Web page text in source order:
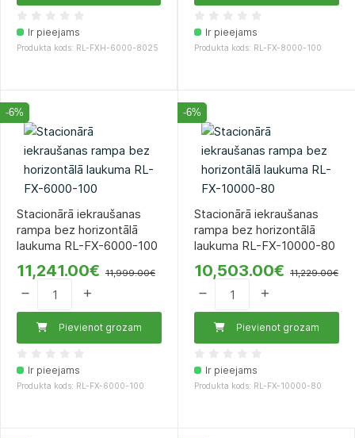
Ir pieejams
Produkta kods: RL-FXH-6000-8025
Ir pieejams
Produkta kods: RL-FX-8000-100
-6%
Stacionārā iekraušanas
rampa bez horizontālā
laukuma RL-FX-6000-100
11,241.00€ 11,999.00€
Pievienot grozam
Ir pieejams
Produkta kods: RL-FX-6000-100
-6%
Stacionārā iekraušanas
rampa bez horizontālā
laukuma RL-FX-10000-80
10,503.00€ 11,229.00€
Pievienot grozam
Ir pieejams
Produkta kods: RL-FX-10000-80